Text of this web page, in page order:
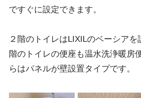
ですぐに設定できます。
２階のトイレはLIXILのベーシアを
階のトイレの便座も温水洗浄暖房
らはパネルが壁設置タイプです。